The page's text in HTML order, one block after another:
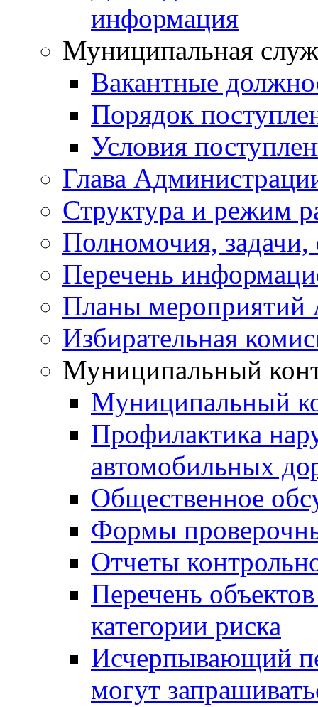
информация
Муниципальная
Вакантные
Порядок
Условия
Глава
Структура и режим
Полномочия,
Перечень
Планы мероприятий
Избирательная
Муниципальный
Муниципальный
Профилактика
автомобильных
Общественное
Формы
Отчеты
Перечень
категории риска
Исчерпывающий
могут